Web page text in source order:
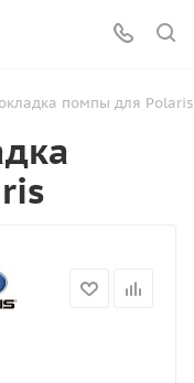
помпы для Polaris